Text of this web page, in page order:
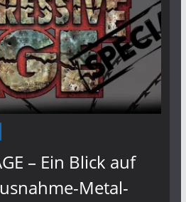
– Ein Blick auf
Metal-